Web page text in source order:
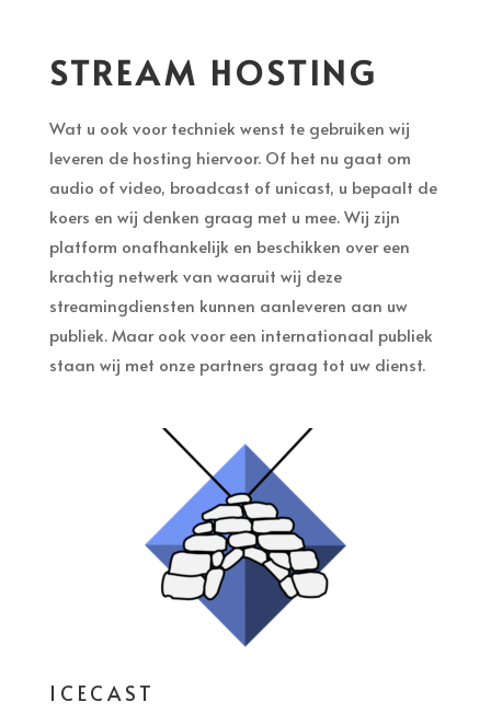
STREAM HOSTING
Wat u ook voor techniek wenst te gebruiken wij
leveren de hosting hiervoor. Of het nu gaat om
audio of video, broadcast of unicast, u bepaalt de
koers en wij denken graag met u mee. Wij zijn
platform onafhankelijk en beschikken over een
krachtig netwerk van waaruit wij deze
streamingdiensten kunnen aanleveren aan uw
publiek. Maar ook voor een internationaal publiek
staan wij met onze partners graag tot uw dienst.
ICECAST